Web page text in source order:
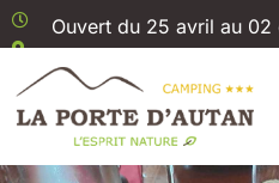
Ouvert du 25 avril au 02
1 Rue Boris Vian 11310
Carcassonne